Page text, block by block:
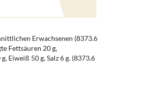
Erwachsenen (8373.6
Fettsäuren 20 g,
Eiweiß 50 g, Salz 6 g. (8373.6